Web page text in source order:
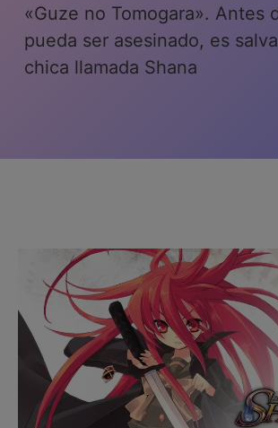
«Guze no Tomogara». Antes
pueda ser asesinado, es
chica llamada Shana